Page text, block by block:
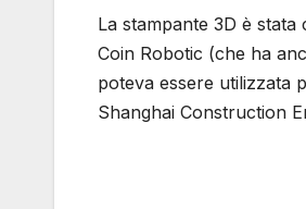
La stampante 3D è
Coin Robotic (che ha
poteva essere utilizzata
Shanghai Construction